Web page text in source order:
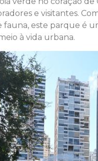
e visitantes.
fauna, este parque é
à vida urbana.